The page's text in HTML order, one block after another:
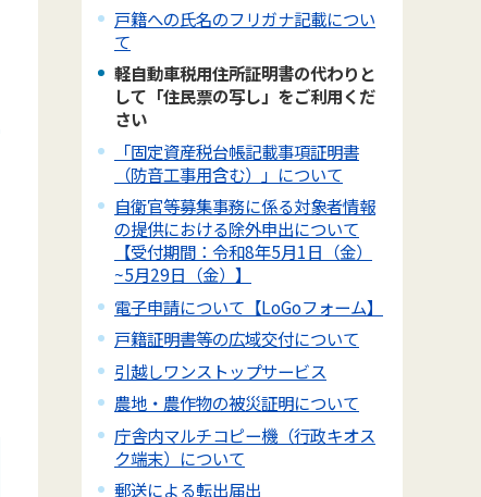
戸籍への氏名のフリガナ記載につい
て
軽自動車税用住所証明書の代わりと
して「住民票の写し」をご利用くだ
さい
「固定資産税台帳記載事項証明書
（防音工事用含む）」について
自衛官等募集事務に係る対象者情報
の提供における除外申出について
【受付期間：令和8年5月1日（金）
~5月29日（金）】
電子申請について【LoGoフォーム】
戸籍証明書等の広域交付について
引越しワンストップサービス
農地・農作物の被災証明について
庁舎内マルチコピー機（行政キオス
ク端末）について
郵送による転出届出